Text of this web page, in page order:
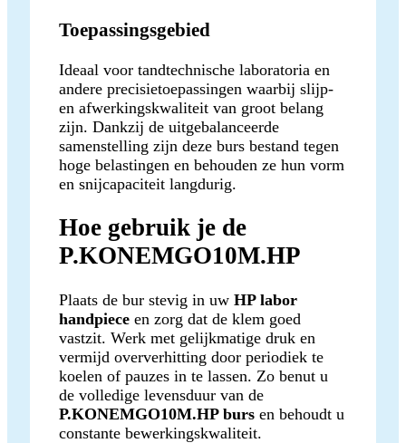
Toepassingsgebied
Ideaal voor tandtechnische laboratoria en
andere precisietoepassingen waarbij slijp-
en afwerkingskwaliteit van groot belang
zijn. Dankzij de uitgebalanceerde
samenstelling zijn deze burs bestand tegen
hoge belastingen en behouden ze hun vorm
en snijcapaciteit langdurig.
Hoe gebruik je de
P.KONEMGO10M.HP
Plaats de bur stevig in uw HP labor
handpiece en zorg dat de klem goed
vastzit. Werk met gelijkmatige druk en
vermijd oververhitting door periodiek te
koelen of pauzes in te lassen. Zo benut u
de volledige levensduur van de
P.KONEMGO10M.HP burs en behoudt u
constante bewerkingskwaliteit.